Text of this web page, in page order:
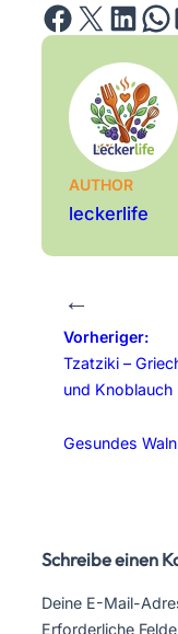
Share on Facebook Email this Page Share on LinkedIn Share on WhatsApp
AUTHOR
leckerlife
←
Vorheriger:
Tzatziki –
und Knoblauch
Gesundes
Schreibe einen
Deine E-Mail-
Erforderliche